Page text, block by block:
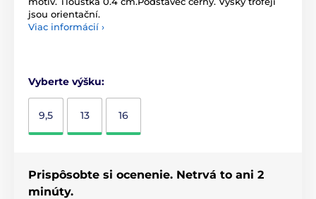
jsou orientační.
Viac informácií ›
Vyberte výšku:
9,5 13 16
Prispôsobte si ocenenie. Netrvá to ani 2
minúty.